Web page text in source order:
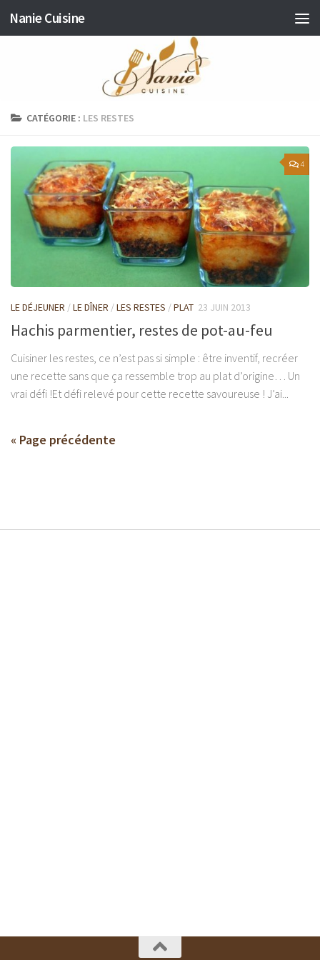
Skip to content
Nanie Cuisine
CATÉGORIE : LES RESTES
4
LE DÉJEUNER /LE DÎNER /LES RESTES /PLAT 23 JUIN 2013
Hachis parmentier, restes de pot-au-feu
Cuisiner les restes, ce n’est pas si simple : être inventif, recréer
une recette sans que ça ressemble trop au plat d’origine… Un
vrai défi !Et défi relevé pour cette recette savoureuse ! J’ai...
« Page précédente